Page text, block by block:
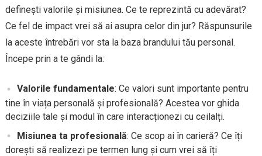
definești valorile și misiunea. Ce te reprezintă cu adevărat?
Ce fel de impact vrei să ai asupra celor din jur? Răspunsurile
la aceste întrebări vor sta la baza brandului tău personal.
Începe prin a te gândi la:
Valorile fundamentale: Ce valori sunt importante pentru
tine în viața personală și profesională? Acestea vor ghida
deciziile tale și modul în care interacționezi cu ceilalți.
Misiunea ta profesională: Ce scop ai în carieră? Ce îți
dorești să realizezi pe termen lung și cum vrei să îți